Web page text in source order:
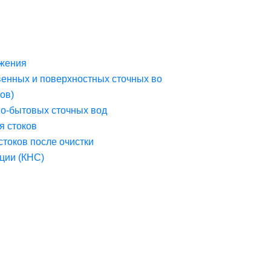
и поверхностных сточных во
бытовых сточных вод
стоков
после очистки
(КНС)